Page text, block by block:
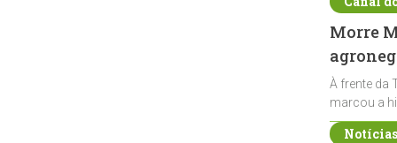
Morre
À frente da
marcou a